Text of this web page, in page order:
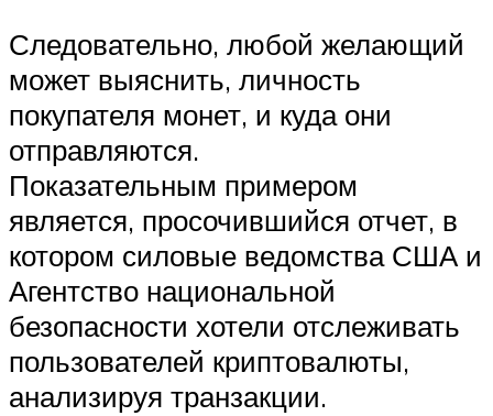
Следовательно, любой желающий
может выяснить, личность
покупателя монет, и куда они
отправляются.
Показательным примером
является, просочившийся отчет, в
котором силовые ведомства США и
Агентство национальной
безопасности хотели отслеживать
пользователей криптовалюты,
анализируя транзакции.